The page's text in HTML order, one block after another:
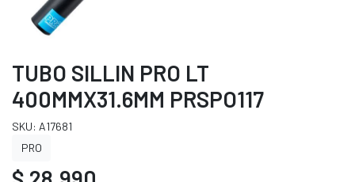
TUBO SILLIN PRO LT
400MMX31.6MM PRSPO117
SKU: A17681
PRO